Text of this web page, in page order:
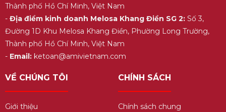
Thành phố Hồ Chí Minh, Việt Nam
- Địa điểm kinh doanh Melosa Khang Điền SG 2:Số 3,
Đường 1D Khu Melosa Khang Điền, Phường Long Trường,
Thành phố Hồ Chí Minh, Việt Nam
- Email:ketoan@amivietnam.com
VỀ CHÚNG TÔI
Giới thiệu
CHÍNH SÁCH
Chính sách chung